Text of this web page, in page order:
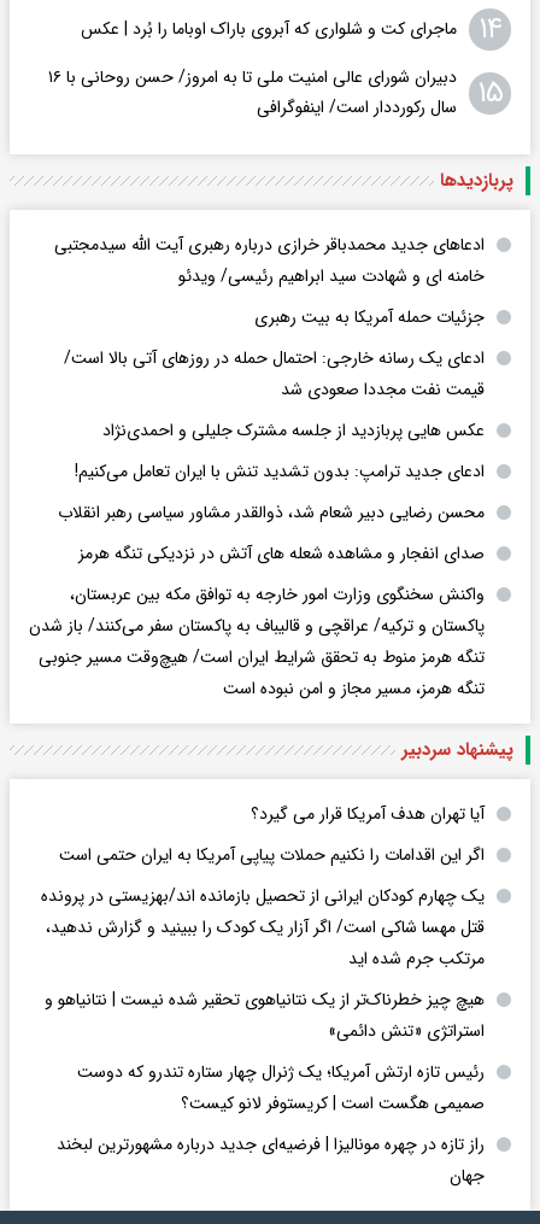
۱۴ ماجرای کت و شلواری که آبروی باراک اوباما را بُرد | عکس
۱۵
دبیران شورای عالی امنیت ملی تا به امروز/ حسن روحانی با ۱۶
سال رکورددار است/ اینفوگرافی
پربازدید‌ها
ادعاهای جدید محمدباقر خرازی درباره رهبری آیت الله سیدمجتبی
خامنه ای و شهادت سید ابراهیم رئیسی/ ویدئو
جزئیات حمله آمریکا به بیت رهبری
ادعای یک رسانه خارجی: احتمال حمله در روزهای آتی بالا است/
قیمت نفت مجددا صعودی شد
عکس هایی پربازدید از جلسه مشترک جلیلی و احمدی‌نژاد
ادعای جدید ترامپ: بدون تشدید تنش با ایران تعامل می‌کنیم!
محسن رضایی دبیر شعام شد، ذوالقدر مشاور سیاسی رهبر انقلاب
صدای انفجار و مشاهده شعله های آتش در نزدیکی تنگه هرمز
واکنش سخنگوی وزارت امور خارجه به توافق مکه بین عربستان،
پاکستان و ترکیه/ عراقچی و قالیباف به پاکستان سفر می‌کنند/ باز شدن
تنگه هرمز منوط به تحقق شرایط ایران است/ هیچ‌وقت مسیر جنوبی
تنگه هرمز، مسیر مجاز و امن نبوده است
پیشنهاد سردبیر
آیا تهران هدف آمریکا قرار می گیرد؟
اگر این اقدامات را نکنیم حملات پیاپی آمریکا به ایران حتمی است
یک چهارم کودکان ایرانی از تحصیل بازمانده اند/بهزیستی در پرونده
قتل مهسا شاکی است/ اگر آزار یک کودک را ببینید و گزارش ندهید،
مرتکب جرم شده اید
هیچ چیز خطرناک‌تر از یک نتانیاهوی تحقیر شده نیست | نتانیاهو و
استراتژی «تنش دائمی»
رئیس تازه ارتش آمریکا؛ یک ژنرال چهار ستاره تندرو که دوست
صمیمی هگست است | کریستوفر لانو کیست؟
راز تازه در چهره مونالیزا | فرضیه‌ای جدید درباره مشهورترین لبخند
جهان